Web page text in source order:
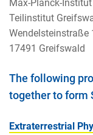
Max-Planck-
Teilinstitut
Wendelsteinstraße
17491 Greifswald
The following
together to form
Extraterrestrial